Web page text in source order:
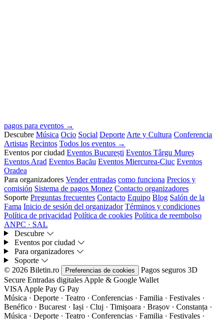
pagos para eventos →
Descubre Música Ocio Social Deporte Arte y Cultura Conferencia
Artistas Recintos Todos los eventos →
Eventos por ciudad Eventos București Eventos Târgu Mureș
Eventos Arad Eventos Bacău Eventos Miercurea-Ciuc Eventos
Oradea
Para organizadores Vender entradas como funciona Precios y
comisión Sistema de pagos Monez Contacto organizadores
Soporte Preguntas frecuentes Contacto Equipo Blog Salón de la
Fama Inicio de sesión del organizador Términos y condiciones
Política de privacidad Política de cookies Política de reembolso
ANPC · SAL
Descubre
Eventos por ciudad
Para organizadores
Soporte
© 2026 Biletin.ro
Preferencias de cookies Pagos seguros 3D
Secure Entradas digitales Apple & Google Wallet
VISA Apple Pay G Pay
Música · Deporte · Teatro · Conferencias · Familia · Festivales ·
Benéfico · Bucarest · Iași · Cluj · Timișoara · Brașov · Constanța ·
Música · Deporte · Teatro · Conferencias · Familia · Festivales ·